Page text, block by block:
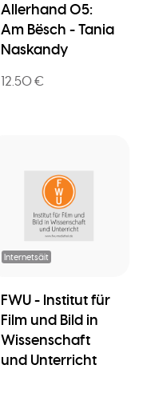
Allerhand 05:
Am Bësch - Tania
Naskandy
12.50 €
Internetsäit
FWU - Institut für
Film und Bild in
Wissenschaft
und Unterricht